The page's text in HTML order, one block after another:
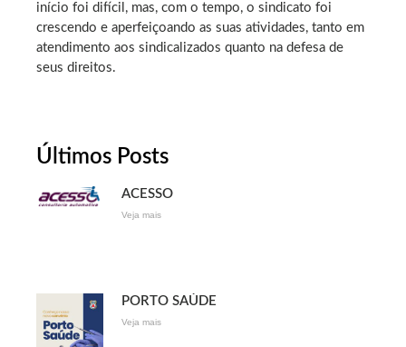
início foi difícil, mas, com o tempo, o sindicato foi
crescendo e aperfeiçoando as suas atividades, tanto em
atendimento aos sindicalizados quanto na defesa de
seus direitos.
Últimos Posts
ACESSO
Veja mais
PORTO SAÚDE
Veja mais